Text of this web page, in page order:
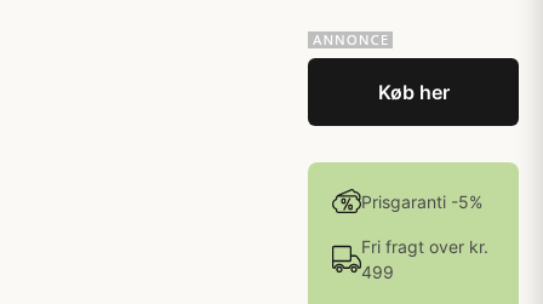
Køb her
Prisgaranti -5%
Fri fragt over kr.
499